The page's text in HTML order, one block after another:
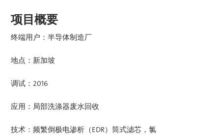
项目概要
终端用户：半导体制造厂
地点：新加坡
调试：2016
应用：局部洗涤器废水回收
技术：频繁倒极电渗析（EDR）筒式滤芯，氯